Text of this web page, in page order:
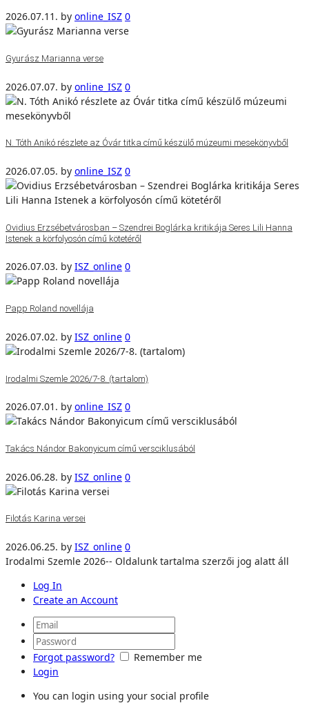
2026.07.11. by online_ISZ 0
Gyurász Marianna verse
2026.07.07. by online_ISZ 0
N. Tóth Anikó részlete az Óvár titka című készülő múzeumi mesekönyvből
2026.07.05. by online_ISZ 0
Ovidius Erzsébetvárosban – Szendrei Boglárka kritikája Seres Lili Hanna
Istenek a körfolyosón című kötetéről
2026.07.03. by ISZ_online 0
Papp Roland novellája
2026.07.02. by ISZ_online 0
Irodalmi Szemle 2026/7-8. (tartalom)
2026.07.01. by online_ISZ 0
Takács Nándor Bakonyicum című versciklusából
2026.06.28. by ISZ_online 0
Filotás Karina versei
2026.06.25. by ISZ_online 0
Irodalmi Szemle 2026-- Oldalunk tartalma szerzői jog alatt áll
Log In
Create an Account
Forgot password?
Remember me
Login
You can login using your social profile